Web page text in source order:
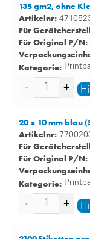
135 gm2, ohne
Artikelnr:
Für
Für Original P/N:
Kategorie:
20 x 10 mm blau
Artikelnr:
Für
Für Original P/N:
Kategorie: